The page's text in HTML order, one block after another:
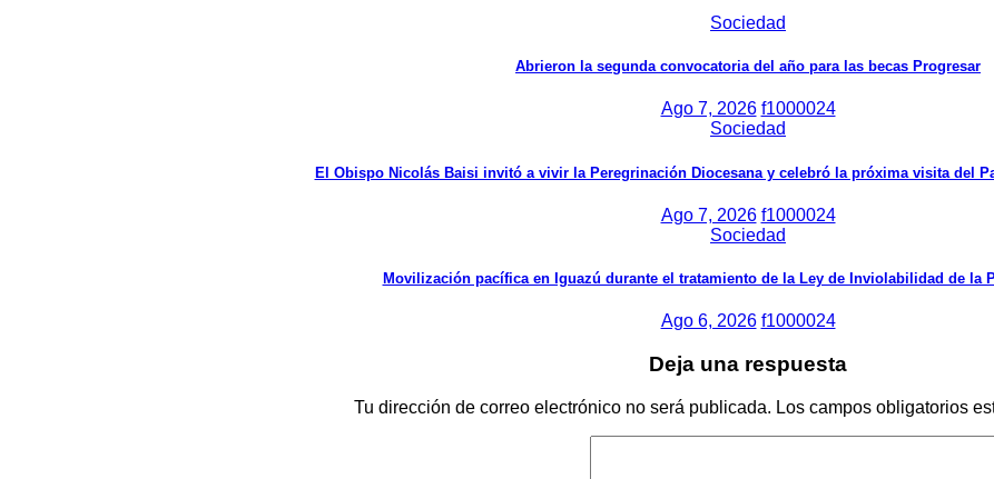
Sociedad
Abrieron la segunda convocatoria del año para las becas Progresar
Ago 7, 2026 f1000024
Sociedad
El Obispo Nicolás Baisi invitó a vivir la Peregrinación Diocesana y celebró la próxima visita del
Ago 7, 2026 f1000024
Sociedad
Movilización pacífica en Iguazú durante el tratamiento de la Ley de Inviolabilidad de la
Ago 6, 2026 f1000024
Deja una respuesta
Tu dirección de correo electrónico no será publicada. Los campos obligatorios